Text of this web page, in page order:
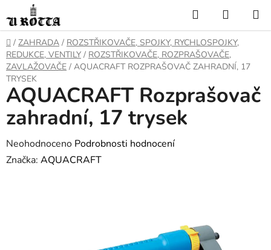
na
obsah
Hledat
KOŠÍK
DOMŮ
/ ZAHRADA / ROZSTŘIKOVAČE, SPOJKY, RYCHLOSPOJKY,
REDUKCE, VENTILY / ROZSTŘIKOVAČE, ROZPRAŠOVAČE,
ZAVLAŽOVAČE / AQUACRAFT ROZPRAŠOVAČ ZAHRADNÍ, 17
TRYSEK
AQUACRAFT Rozprašovač
zahradní, 17 trysek
Průměrné
hodnocení
Neohodnoceno Podrobnosti hodnocení
Značka: AQUACRAFT